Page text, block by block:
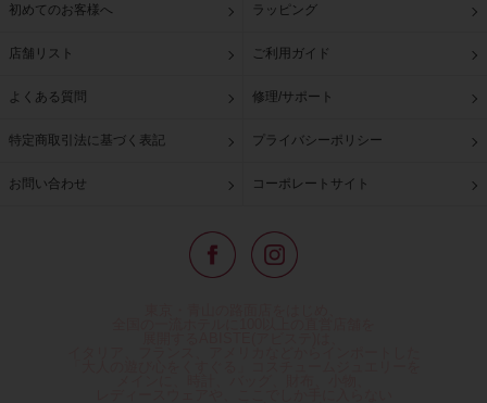
初めてのお客様へ ラッピング
店舗リスト ご利用ガイド
よくある質問 修理/サポート
特定商取引法に基づく表記 プライバシーポリシー
お問い合わせ コーポレートサイト